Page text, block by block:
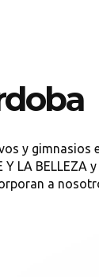
y gimnasios
LA BELLEZA y
a